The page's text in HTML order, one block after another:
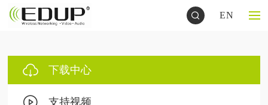
EN
下载中心
支持视频